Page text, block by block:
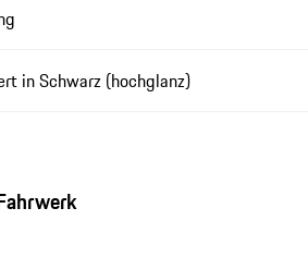
in Schwarz (hochglanz)